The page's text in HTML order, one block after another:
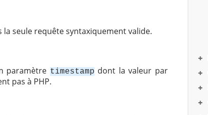
seule requête syntaxiquement valide.
paramètre timestampdont la valeur par
pas à PHP.